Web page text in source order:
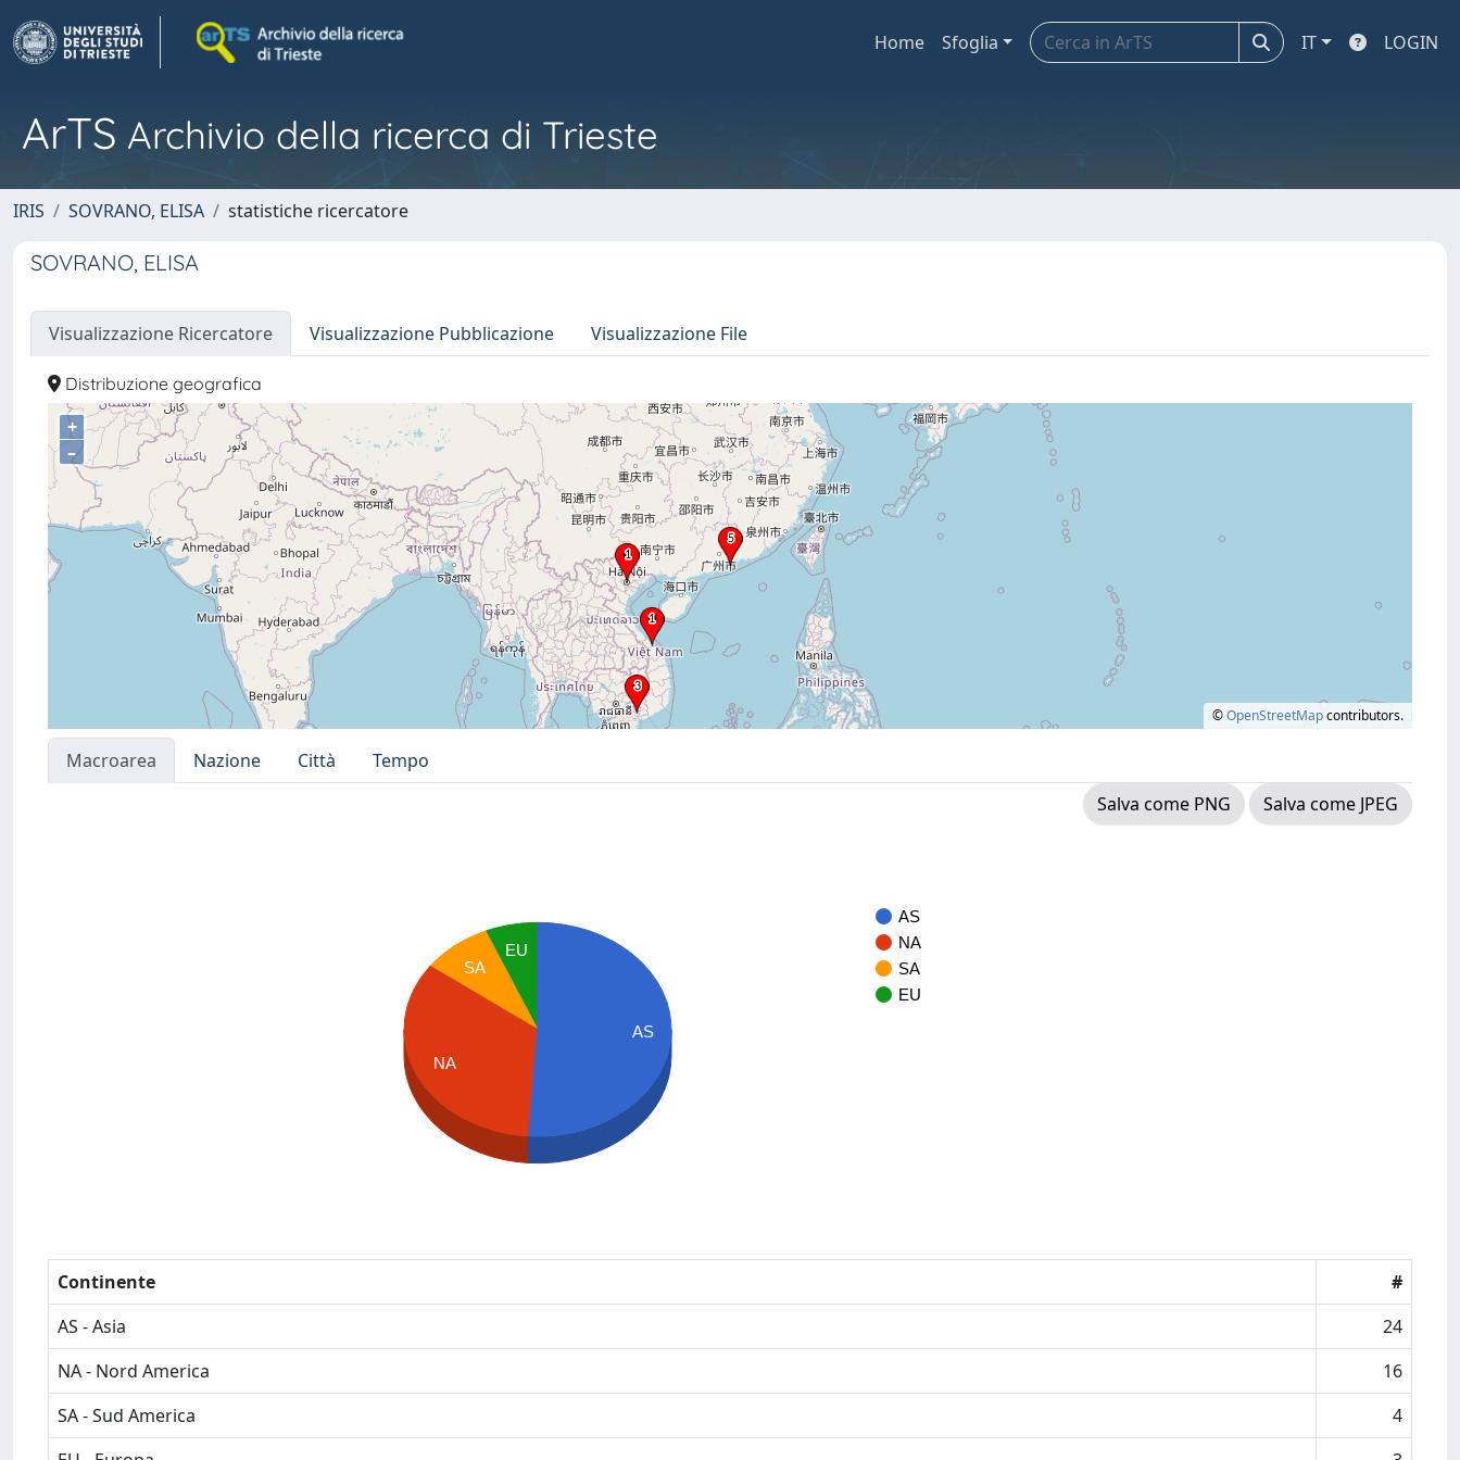
Home Sfoglia IT LOGIN
ArTS Archivio della ricerca di Trieste
IRIS SOVRANO, ELISA statistiche ricercatore
SOVRANO, ELISA
Visualizzazione Ricercatore Visualizzazione Pubblicazione Visualizzazione File
Distribuzione geografica
+
–
©OpenStreetMapcontributors.
Macroarea Nazione Città
Tempo
Salva come PNG
Salva come JPEG
AS
NA
SA
EU
EU
SA
NA
AS
Continente
#
AS - Asia
24
NA - Nord America
16
SA - Sud America
4